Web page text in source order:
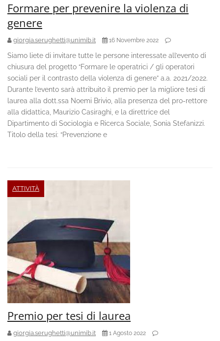
Formare per prevenire la violenza di
genere
giorgia.serughetti@unimib.it 16 Novembre 2022
Siamo liete di invitare tutte le persone interessate all’evento di
chiusura del progetto “Formare le operatrici / gli operatori
sociali per il contrasto della violenza di genere” a.a. 2021/2022.
Durante l’evento sarà attribuito il premio per la migliore tesi di
laurea alla dott.ssa Noemi Brivio, alla presenza del pro-rettore
alla didattica, Maurizio Casiraghi, e la direttrice del
Dipartimento di Sociologia e Ricerca Sociale, Sonia Stefanizzi.
Titolo della tesi: “Prevenzione e
ATTIVITÀ
Premio per tesi di laurea
giorgia.serughetti@unimib.it 1 Agosto 2022